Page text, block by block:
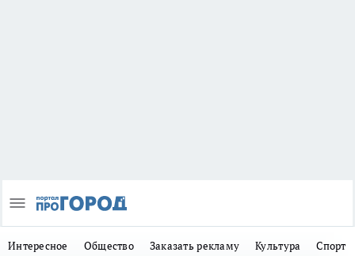
Интересное Общество Заказать рекламу Культура Спорт